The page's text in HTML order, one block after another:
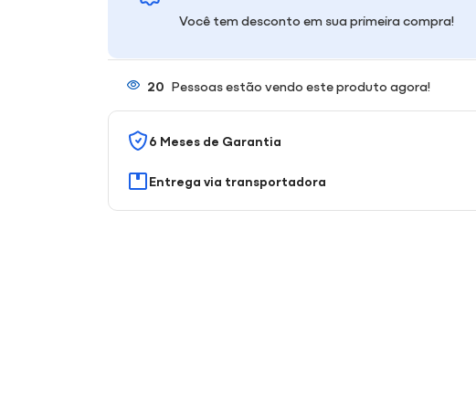
Você tem desconto em sua primeira compra!
20 Pessoas estão vendo este produto agora!
6 Meses de Garantia
Entrega via transportadora